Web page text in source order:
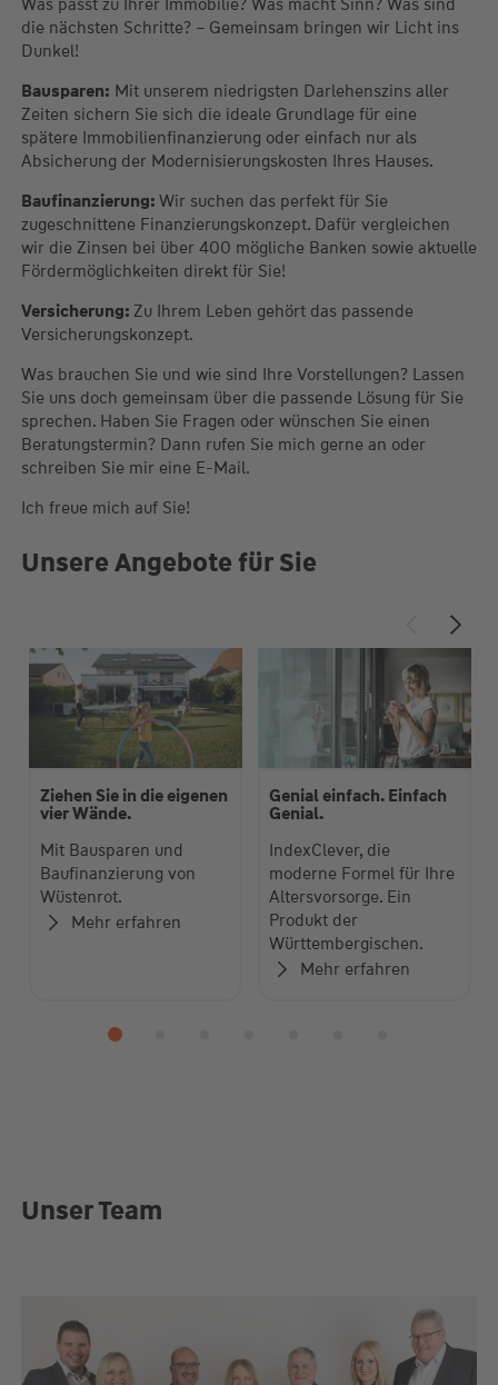
Was passt zu Ihrer Immobilie? Was macht Sinn? Was sind
die nächsten Schritte? – Gemeinsam bringen wir Licht ins
Dunkel!
Bausparen: Mit unserem niedrigsten Darlehenszins aller
Zeiten sichern Sie sich die ideale Grundlage für eine
spätere Immobilienfinanzierung oder einfach nur als
Absicherung der Modernisierungskosten Ihres Hauses.
Baufinanzierung: Wir suchen das perfekt für Sie
zugeschnittene Finanzierungskonzept. Dafür vergleichen
wir die Zinsen bei über 400 mögliche Banken sowie aktuelle
Fördermöglichkeiten direkt für Sie!
Versicherung: Zu Ihrem Leben gehört das passende
Versicherungskonzept.
Was brauchen Sie und wie sind Ihre Vorstellungen? Lassen
Sie uns doch gemeinsam über die passende Lösung für Sie
sprechen. Haben Sie Fragen oder wünschen Sie einen
Beratungstermin? Dann rufen Sie mich gerne an oder
schreiben Sie mir eine E-Mail.
Ich freue mich auf Sie!
Unsere Angebote für Sie
Ziehen Sie in die eigenen
vier Wände.
Mit Bausparen und
Baufinanzierung von
Wüstenrot.
Mehr erfahren
Genial einfach. Einfach
Genial.
IndexClever, die
moderne Formel für Ihre
Altersvorsorge. Ein
Produkt der
Württembergischen.
Mehr erfahren
Unser Team